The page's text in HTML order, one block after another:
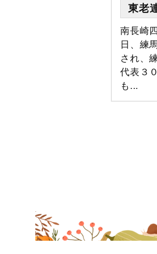
東老
南長崎
日、練
され、
代表３
も...